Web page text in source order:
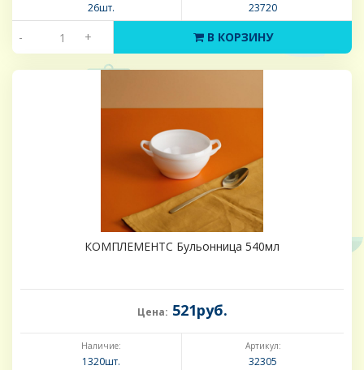
26шт. 23720
- + В КОРЗИНУ
КОМПЛЕМЕНТС Бульонница 540мл
Цена: 521руб.
Наличие:
1320шт.
Артикул:
32305